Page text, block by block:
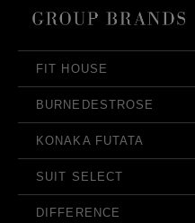
FIT HOUSE
BURNEDESTROSE
KONAKA FUTATA
SUIT SELECT
DIFFERENCE